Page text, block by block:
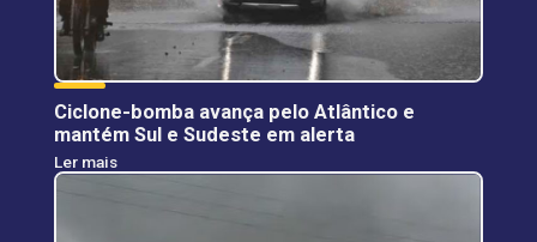
Ciclone-bomba avança pelo Atlântico e
mantém Sul e Sudeste em alerta
Ler mais